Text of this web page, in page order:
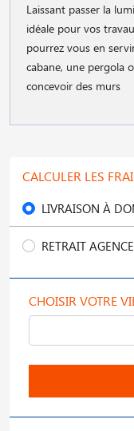
Laissant passer la
idéale pour vos
pourrez vous en
cabane, une pergola
concevoir des murs
CALCULER LES
LIVRAISON À
RETRAIT AGENCE
CHOISIR VOTRE